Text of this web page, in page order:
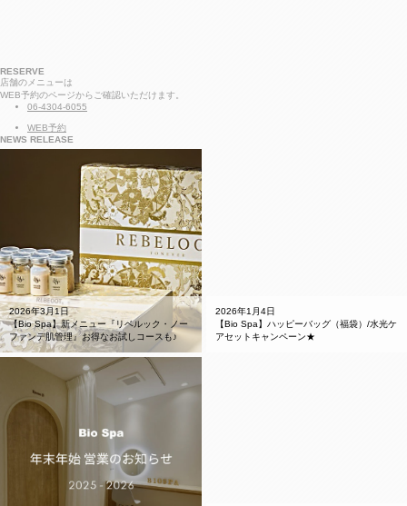
RESERVE
店舗のメニューは
WEB予約のページからご確認いただけます。
06-4304-6055
WEB予約
NEWS RELEASE
2026年3月1日
【Bio Spa】新メニュー『リベルック・ノー
ファンデ肌管理』お得なお試しコースも♪
2026年1月4日
【Bio Spa】ハッピーバッグ（福袋）/水光ケ
アセットキャンペーン★